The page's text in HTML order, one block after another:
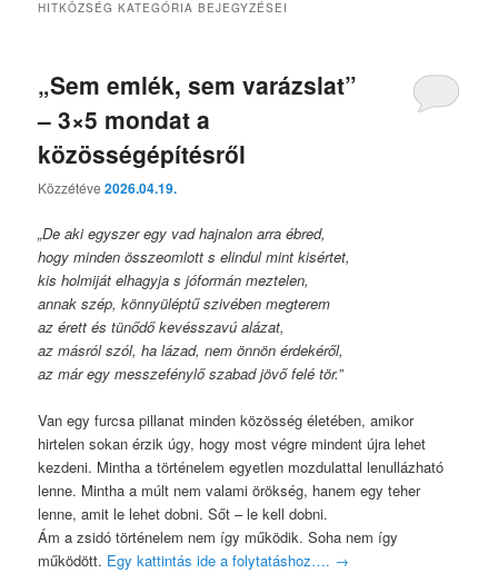
HITKÖZSÉG KATEGÓRIA BEJEGYZÉSEI
„Sem emlék, sem varázslat”
– 3×5 mondat a
közösségépítésről
Közzétéve2026.04.19.
„De aki egyszer egy vad hajnalon arra ébred,
hogy minden összeomlott s elindul mint kisértet,
kis holmiját elhagyja s jóformán meztelen,
annak szép, könnyüléptű szivében megterem
az érett és tünődő kevésszavú alázat,
az másról szól, ha lázad, nem önnön érdekéről,
az már egy messzefénylő szabad jövő felé tör.”
Van egy furcsa pillanat minden közösség életében, amikor
hirtelen sokan érzik úgy, hogy most végre mindent újra lehet
kezdeni. Mintha a történelem egyetlen mozdulattal lenullázható
lenne. Mintha a múlt nem valami örökség, hanem egy teher
lenne, amit le lehet dobni. Sőt – le kell dobni.
Ám a zsidó történelem nem így működik. Soha nem így
működött. Egy kattintás ide a folytatáshoz…. →